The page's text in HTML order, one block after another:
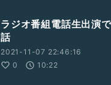
ラジオ番組電話生出演
話
2021-11-07 22:46:16
0
10:22